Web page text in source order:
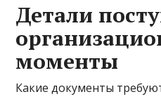
Детали
моменты
Какие документы